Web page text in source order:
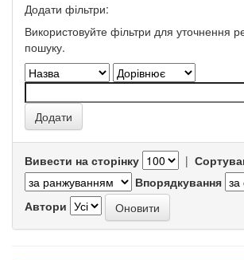
Додати фільтри:
Використовуйте фільтри для уточнення
пошуку.
Вивести на сторінку |
Впорядкування
Автори